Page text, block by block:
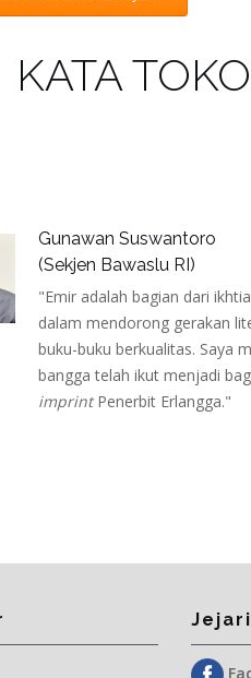
KATA
Gunawan Suswantoro
(Sekjen Bawaslu RI)
"Emir adalah bagian dari
dalam mendorong gerakan
buku-buku berkualitas. Saya
bangga telah ikut menjadi
imprintPenerbit Erlangga."